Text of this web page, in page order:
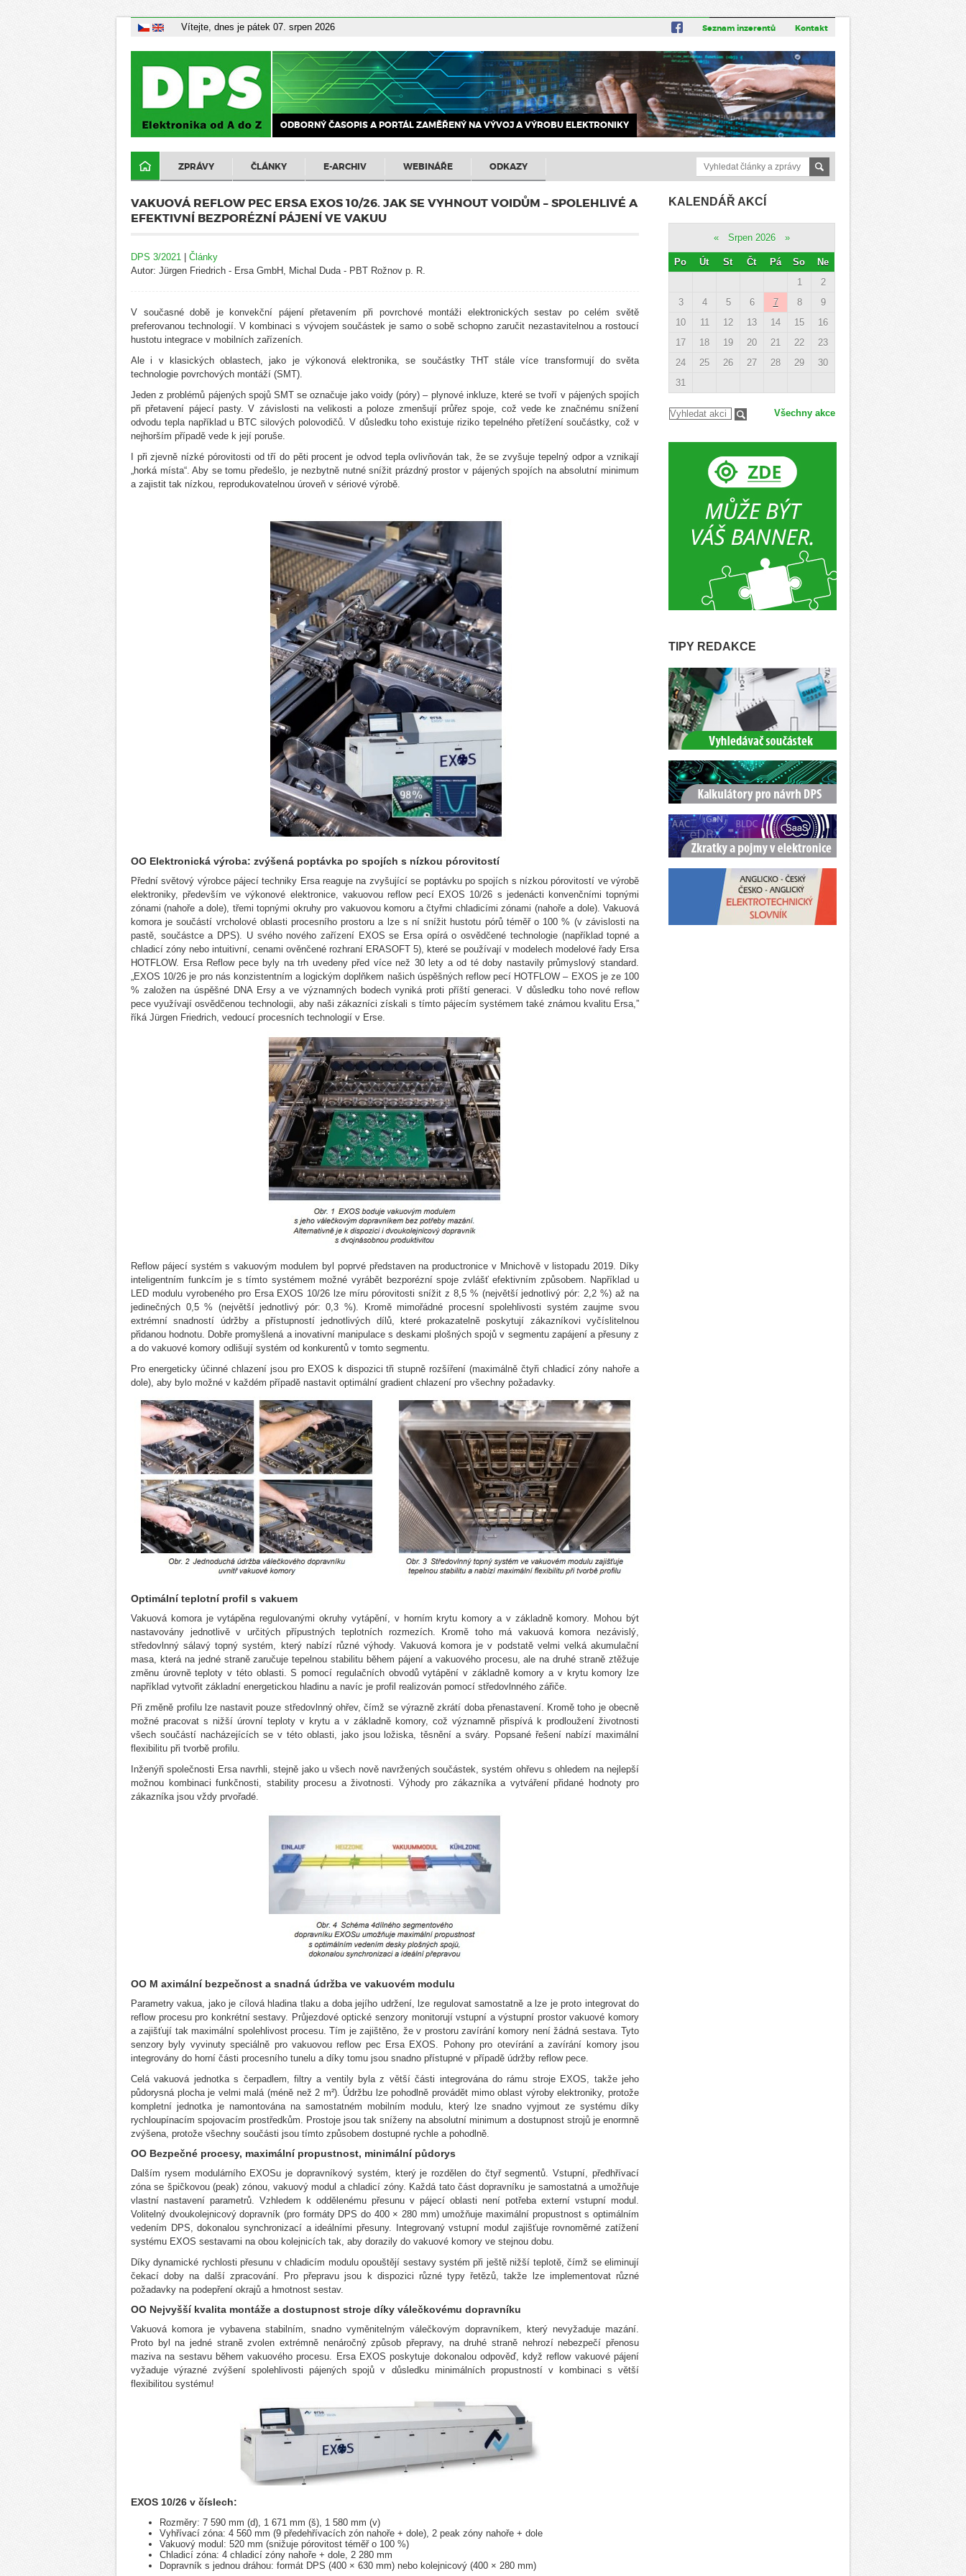
Vítejte, dnes je pátek 07. srpen 2026 Seznam inzerentů Kontakt
ODBORNÝ ČASOPIS A PORTÁL ZAMĚŘENÝ NA VÝVOJ A VÝROBU ELEKTRONIKY
ZPRÁVY ČLÁNKY E-ARCHIV WEBINÁŘE ODKAZY
VAKUOVÁ REFLOW PEC ERSA EXOS 10/26. JAK SE VYHNOUT VOIDŮM – SPOLEHLIVÉ A
EFEKTIVNÍ BEZPORÉZNÍ PÁJENÍ VE VAKUU
DPS 3/2021 | Články
Autor: Jürgen Friedrich - Ersa GmbH, Michal Duda - PBT Rožnov p. R.
V současné době je konvekční pájení přetavením při povrchové montáži elektronických sestav po celém světě
preferovanou technologií. V kombinaci s vývojem součástek je samo o sobě schopno zaručit nezastavitelnou a rostoucí
hustotu integrace v mobilních zařízeních.
Ale i v klasických oblastech, jako je výkonová elektronika, se součástky THT stále více transformují do světa
technologie povrchových montáží (SMT).
Jeden z problémů pájených spojů SMT se označuje jako voidy (póry) – plynové inkluze, které se tvoří v pájených spojích
při přetavení pájecí pasty. V závislosti na velikosti a poloze zmenšují průřez spoje, což vede ke značnému snížení
odvodu tepla například u BTC silových polovodičů. V důsledku toho existuje riziko tepelného přetížení součástky, což v
nejhorším případě vede k její poruše.
I při zjevně nízké pórovitosti od tří do pěti procent je odvod tepla ovlivňován tak, že se zvyšuje tepelný odpor a vznikají
„horká místa“. Aby se tomu předešlo, je nezbytně nutné snížit prázdný prostor v pájených spojích na absolutní minimum
a zajistit tak nízkou, reprodukovatelnou úroveň v sériové výrobě.
OO Elektronická výroba: zvýšená poptávka po spojích s nízkou pórovitostí
Přední světový výrobce pájecí techniky Ersa reaguje na zvyšující se poptávku po spojích s nízkou pórovitostí ve výrobě
elektroniky, především ve výkonové elektronice, vakuovou reflow pecí EXOS 10/26 s jedenácti konvenčními topnými
zónami (nahoře a dole), třemi topnými okruhy pro vakuovou komoru a čtyřmi chladicími zónami (nahoře a dole). Vakuová
komora je součástí vrcholové oblasti procesního prostoru a lze s ní snížit hustotu pórů téměř o 100 % (v závislosti na
pastě, součástce a DPS). U svého nového zařízení EXOS se Ersa opírá o osvědčené technologie (například topné a
chladicí zóny nebo intuitivní, cenami ověnčené rozhraní ERASOFT 5), které se používají v modelech modelové řady Ersa
HOTFLOW. Ersa Reflow pece byly na trh uvedeny před více než 30 lety a od té doby nastavily průmyslový standard.
„EXOS 10/26 je pro nás konzistentním a logickým doplňkem našich úspěšných reflow pecí HOTFLOW – EXOS je ze 100
% založen na úspěšné DNA Ersy a ve významných bodech vyniká proti příští generaci. V důsledku toho nové reflow
pece využívají osvědčenou technologii, aby naši zákazníci získali s tímto pájecím systémem také známou kvalitu Ersa,”
říká Jürgen Friedrich, vedoucí procesních technologií v Erse.
Reflow pájecí systém s vakuovým modulem byl poprvé představen na productronice v Mnichově v listopadu 2019. Díky
inteligentním funkcím je s tímto systémem možné vyrábět bezporézní spoje zvlášť efektivním způsobem. Například u
LED modulu vyrobeného pro Ersa EXOS 10/26 lze míru pórovitosti snížit z 8,5 % (největší jednotlivý pór: 2,2 %) až na
jedinečných 0,5 % (největší jednotlivý pór: 0,3 %). Kromě mimořádné procesní spolehlivosti systém zaujme svou
extrémní snadností údržby a přístupností jednotlivých dílů, které prokazatelně poskytují zákazníkovi vyčíslitelnou
přidanou hodnotu. Dobře promyšlená a inovativní manipulace s deskami plošných spojů v segmentu zapájení a přesuny z
a do vakuové komory odlišují systém od konkurentů v tomto segmentu.
Pro energeticky účinné chlazení jsou pro EXOS k dispozici tři stupně rozšíření (maximálně čtyři chladicí zóny nahoře a
dole), aby bylo možné v každém případě nastavit optimální gradient chlazení pro všechny požadavky.
Optimální teplotní profil s vakuem
Vakuová komora je vytápěna regulovanými okruhy vytápění, v horním krytu komory a v základně komory. Mohou být
nastavovány jednotlivě v určitých přípustných teplotních rozmezích. Kromě toho má vakuová komora nezávislý,
středovlnný sálavý topný systém, který nabízí různé výhody. Vakuová komora je v podstatě velmi velká akumulační
masa, která na jedné straně zaručuje tepelnou stabilitu během pájení a vakuového procesu, ale na druhé straně ztěžuje
změnu úrovně teploty v této oblasti. S pomocí regulačních obvodů vytápění v základně komory a v krytu komory lze
například vytvořit základní energetickou hladinu a navíc je profil realizován pomocí středovlnného zářiče.
Při změně profilu lze nastavit pouze středovlnný ohřev, čímž se výrazně zkrátí doba přenastavení. Kromě toho je obecně
možné pracovat s nižší úrovní teploty v krytu a v základně komory, což významně přispívá k prodloužení životnosti
všech součástí nacházejících se v této oblasti, jako jsou ložiska, těsnění a sváry. Popsané řešení nabízí maximální
flexibilitu při tvorbě profilu.
Inženýři společnosti Ersa navrhli, stejně jako u všech nově navržených součástek, systém ohřevu s ohledem na nejlepší
možnou kombinaci funkčnosti, stability procesu a životnosti. Výhody pro zákazníka a vytváření přidané hodnoty pro
zákazníka jsou vždy prvořadé.
OO M aximální bezpečnost a snadná údržba ve vakuovém modulu
Parametry vakua, jako je cílová hladina tlaku a doba jejího udržení, lze regulovat samostatně a lze je proto integrovat do
reflow procesu pro konkrétní sestavy. Průjezdové optické senzory monitorují vstupní a výstupní prostor vakuové komory
a zajišťují tak maximální spolehlivost procesu. Tím je zajištěno, že v prostoru zavírání komory není žádná sestava. Tyto
senzory byly vyvinuty speciálně pro vakuovou reflow pec Ersa EXOS. Pohony pro otevírání a zavírání komory jsou
integrovány do horní části procesního tunelu a díky tomu jsou snadno přístupné v případě údržby reflow pece.
Celá vakuová jednotka s čerpadlem, filtry a ventily byla z větší části integrována do rámu stroje EXOS, takže jeho
půdorysná plocha je velmi malá (méně než 2 m²). Údržbu lze pohodlně provádět mimo oblast výroby elektroniky, protože
kompletní jednotka je namontována na samostatném mobilním modulu, který lze snadno vyjmout ze systému díky
rychloupínacím spojovacím prostředkům. Prostoje jsou tak sníženy na absolutní minimum a dostupnost strojů je enormně
zvýšena, protože všechny součásti jsou tímto způsobem dostupné rychle a pohodlně.
OO Bezpečné procesy, maximální propustnost, minimální půdorys
Dalším rysem modulárního EXOSu je dopravníkový systém, který je rozdělen do čtyř segmentů. Vstupní, předhřívací
zóna se špičkovou (peak) zónou, vakuový modul a chladicí zóny. Každá tato část dopravníku je samostatná a umožňuje
vlastní nastavení parametrů. Vzhledem k oddělenému přesunu v pájecí oblasti není potřeba externí vstupní modul.
Volitelný dvoukolejnicový dopravník (pro formáty DPS do 400 × 280 mm) umožňuje maximální propustnost s optimálním
vedením DPS, dokonalou synchronizací a ideálními přesuny. Integrovaný vstupní modul zajišťuje rovnoměrné zatížení
systému EXOS sestavami na obou kolejnicích tak, aby dorazily do vakuové komory ve stejnou dobu.
Díky dynamické rychlosti přesunu v chladicím modulu opouštějí sestavy systém při ještě nižší teplotě, čímž se eliminují
čekací doby na další zpracování. Pro přepravu jsou k dispozici různé typy řetězů, takže lze implementovat různé
požadavky na podepření okrajů a hmotnost sestav.
OO Nejvyšší kvalita montáže a dostupnost stroje díky válečkovému dopravníku
Vakuová komora je vybavena stabilním, snadno vyměnitelným válečkovým dopravníkem, který nevyžaduje mazání.
Proto byl na jedné straně zvolen extrémně nenáročný způsob přepravy, na druhé straně nehrozí nebezpečí přenosu
maziva na sestavu během vakuového procesu. Ersa EXOS poskytuje dokonalou odpověď, když reflow vakuové pájení
vyžaduje výrazné zvýšení spolehlivosti pájených spojů v důsledku minimálních propustností v kombinaci s větší
flexibilitou systému!
EXOS 10/26 v číslech:
Rozměry: 7 590 mm (d), 1 671 mm (š), 1 580 mm (v)
Vyhřívací zóna: 4 560 mm (9 předehřívacích zón nahoře + dole), 2 peak zóny nahoře + dole
Vakuový modul: 520 mm (snižuje pórovitost téměř o 100 %)
Chladicí zóna: 4 chladicí zóny nahoře + dole, 2 280 mm
Dopravník s jednou dráhou: formát DPS (400 × 630 mm) nebo kolejnicový (400 × 280 mm)
KALENDÁŘ AKCÍ
« Srpen 2026 »
Po Út St Čt Pá So
Ne
1
2
3
4 5 6 7 8
9
10
11 12 13 14 15
16
17
18 19 20 21 22
23
24
25 26 27 28 29
30
31
Všechny akce
TIPY REDAKCE